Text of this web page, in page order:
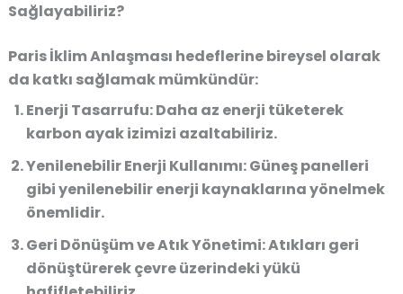
Sağlayabiliriz?
Paris İklim Anlaşması hedeflerine bireysel olarak
da katkı sağlamak mümkündür:
Enerji Tasarrufu:Daha az enerji tüketerek
karbon ayak izimizi azaltabiliriz.
Yenilenebilir Enerji Kullanımı:Güneş panelleri
gibi yenilenebilir enerji kaynaklarına yönelmek
önemlidir.
Geri Dönüşüm ve Atık Yönetimi:Atıkları geri
dönüştürerek çevre üzerindeki yükü